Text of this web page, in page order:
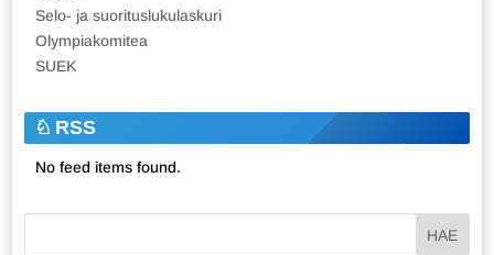
Selo- ja suorituslukulaskuri
Olympiakomitea
SUEK
RSS
No feed items found.